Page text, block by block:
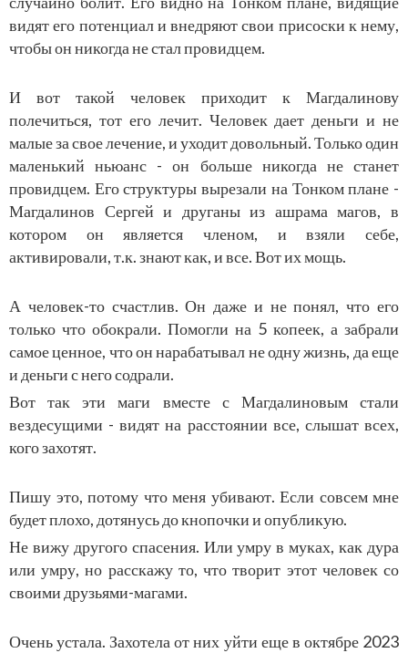
видят его потенциал и внедряют свои присоски к нему,
чтобы он никогда не стал провидцем.
И вот такой человек приходит к Магдалинову
полечиться, тот его лечит. Человек дает деньги и не
малые за свое лечение, и уходит довольный. Только один
маленький ньюанс - он больше никогда не станет
провидцем. Его структуры вырезали на Тонком плане -
Магдалинов Сергей и друганы из ашрама магов, в
котором он является членом, и взяли себе,
активировали, т.к. знают как, и все. Вот их мощь.
А человек-то счастлив. Он даже и не понял, что его
только что обокрали. Помогли на 5 копеек, а забрали
самое ценное, что он нарабатывал не одну жизнь, да еще
и деньги с него содрали.
Вот так эти маги вместе с Магдалиновым стали
вездесущими - видят на расстоянии все, слышат всех,
кого захотят.
Пишу это, потому что меня убивают. Если совсем мне
будет плохо, дотянусь до кнопочки и опубликую.
Не вижу другого спасения. Или умру в муках, как дура
или умру, но расскажу то, что творит этот человек со
своими друзьями-магами.
Очень устала. Захотела от них уйти еще в октябре 2023